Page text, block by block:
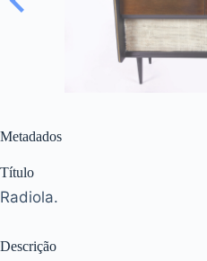
Metadados
Título
Radiola.
Descrição